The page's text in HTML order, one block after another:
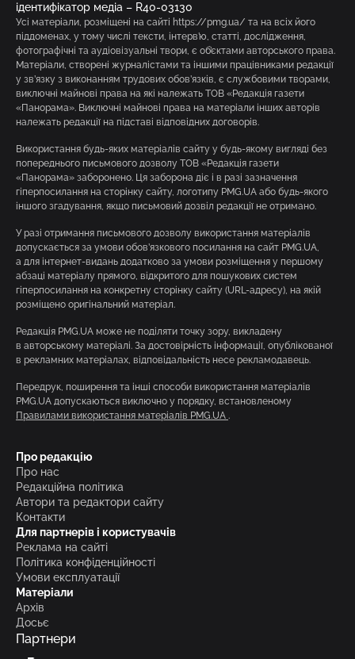
ідентифікатор медіа – R40-03130
Усі матеріали, розміщені на сайті https://pmg.ua/ та на всіх його
піддоменах, у тому числі тексти, інтерв’ю, статті, дослідження,
фотографічні та аудіовізуальні твори, є об’єктами авторського права.
Матеріали, створені журналістами та іншими працівниками редакції
у зв’язку з виконанням трудових обов’язків, є службовими творами,
виключні майнові права на які належать ТОВ «Редакція газети
«Панорама». Виключні майнові права на матеріали інших авторів
належать редакції на підставі відповідних договорів.
Використання будь-яких матеріалів сайту у будь-якому вигляді без
попереднього письмового дозволу ТОВ «Редакція газети
«Панорама» заборонено. Ця заборона діє і в разі зазначення
гіперпосилання на сторінку сайту, логотипу PMG.UA або будь-якого
іншого згадування, якщо письмовий дозвіл редакції не отримано.
У разі отримання письмового дозволу використання матеріалів
допускається за умови обов’язкового посилання на сайт PMG.UA,
а для інтернет-видань додатково за умови розміщення у першому
абзаці матеріалу прямого, відкритого для пошукових систем
гіперпосилання на конкретну сторінку сайту (URL-адресу), на якій
розміщено оригінальний матеріал.
Редакція PMG.UA може не поділяти точку зору, викладену
в авторському матеріалі. За достовірність інформації, опублікованої
в рекламних матеріалах, відповідальність несе рекламодавець.
Передрук, поширення та інші способи використання матеріалів
PMG.UA допускаються виключно у порядку, встановленому
Правилами використання матеріалів PMG.UA .
Про редакцію
Про нас
Редакційна політика
Автори та редактори сайту
Контакти
Для партнерів і користувачів
Реклама на сайті
Політика конфіденційності
Умови експлуатації
Матеріали
Архів
Досьє
Партнери